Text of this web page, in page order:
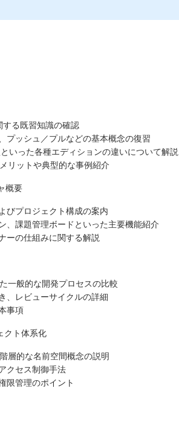
る既習知識の確認
プッシュ／プルなどの基本概念の復習
いった各種エディションの違いについて解説
リットや典型的な事例紹介
概要
びプロジェクト構成の案内
、課題管理ボードといった主要機能紹介
ーの仕組みに関する解説
一般的な開発プロセスの比較
、レビューサイクルの詳細
事項
クト体系化
層的な名前空間概念の説明
クセス制御手法
限管理のポイント